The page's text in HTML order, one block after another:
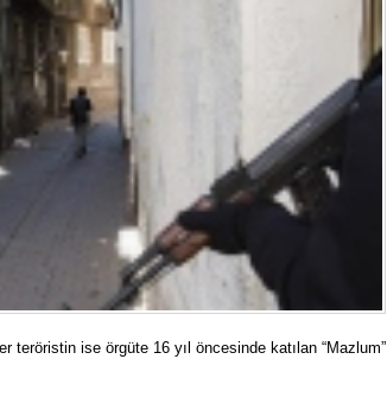
teröristin ise örgüte 16 yıl öncesinde katılan